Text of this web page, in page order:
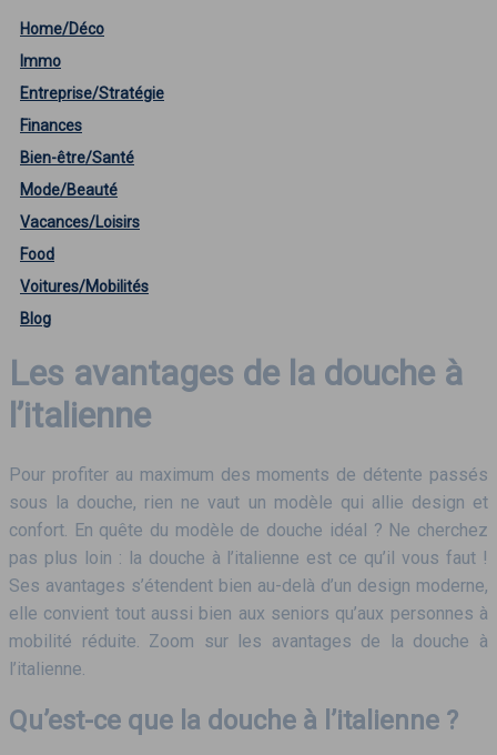
Home/Déco
Immo
Entreprise/Stratégie
Finances
Bien-être/Santé
Mode/Beauté
Vacances/Loisirs
Food
Voitures/Mobilités
Blog
Les avantages de la douche à
l’italienne
Pour profiter au maximum des moments de détente passés
sous la douche, rien ne vaut un modèle qui allie design et
confort. En quête du modèle de douche idéal ? Ne cherchez
pas plus loin : la douche à l’italienne est ce qu’il vous faut !
Ses avantages s’étendent bien au-delà d’un design moderne,
elle convient tout aussi bien aux seniors qu’aux personnes à
mobilité réduite. Zoom sur les avantages de la douche à
l’italienne.
Qu’est-ce que la douche à l’italienne ?